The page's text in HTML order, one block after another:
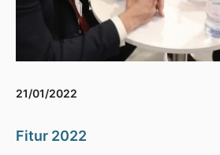
21/01/2022
Fitur 2022